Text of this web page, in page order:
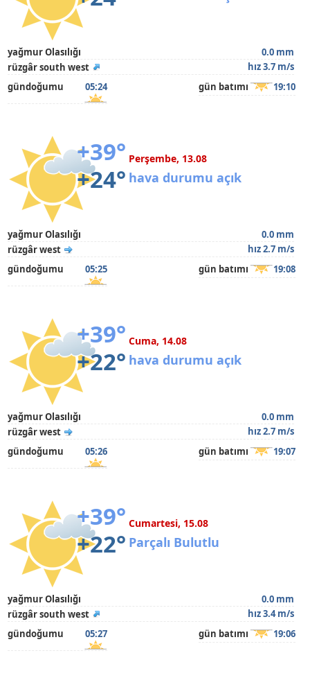
yağmur Olasılığı
0.0 mm
rüzgâr south west
hız 3.7 m/s
gündoğumu
05:24 gün batımı 19:10
+39°
+24°
Perşembe, 13.08
hava durumu açık
yağmur Olasılığı
0.0 mm
rüzgâr west
hız 2.7 m/s
gündoğumu
05:25 gün batımı 19:08
+39°
+22°
Cuma, 14.08
hava durumu açık
yağmur Olasılığı
0.0 mm
rüzgâr west
hız 2.7 m/s
gündoğumu
05:26 gün batımı 19:07
+39°
+22°
Cumartesi, 15.08
Parçalı Bulutlu
yağmur Olasılığı
0.0 mm
rüzgâr south west
hız 3.4 m/s
gündoğumu
05:27 gün batımı 19:06